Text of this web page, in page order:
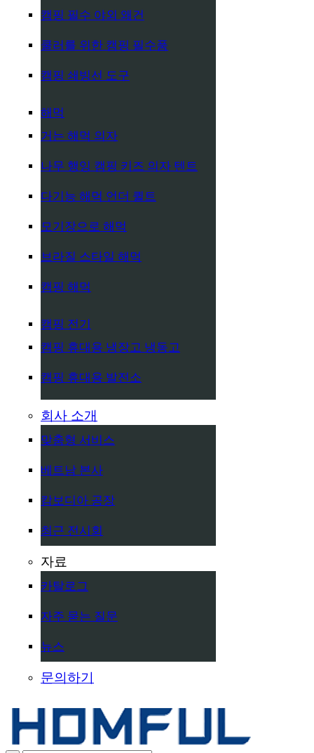
캠핑 필수 야외 왜건
쿨러를 위한 캠핑 필수품
캠핑 쇄빙선 도구
해먹
거는 해먹 의자
나무 행잉 캠핑 키즈 의자 텐트
다기능 해먹 언더 퀼트
모기장으로 해먹
브라질 스타일 해먹
캠핑 해먹
캠핑 전기
캠핑 휴대용 냉장고 냉동고
캠핑 휴대용 발전소
회사 소개
맞춤형 서비스
베트남 본사
캄보디아 공장
최근 전시회
자료
카탈로그
자주 묻는 질문
뉴스
문의하기